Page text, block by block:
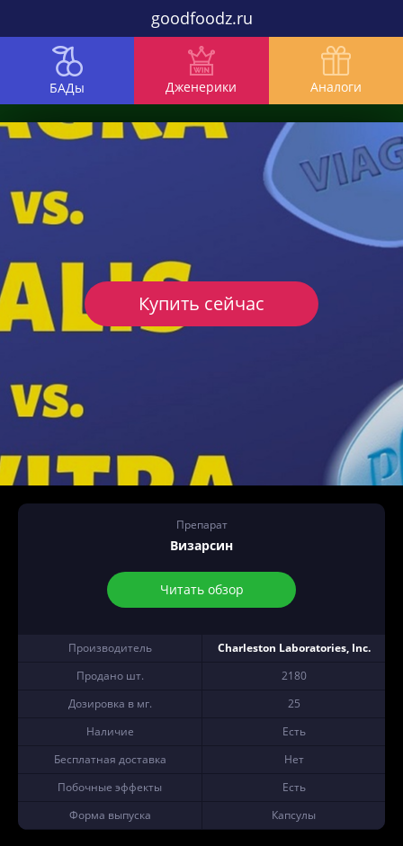
goodfoodz.ru
БАДы Дженерики Аналоги
Препарат
Визарсин
Читать обзор
Производитель
Charleston Laboratories, Inc.
Продано шт.
2180
Дозировка в мг.
25
Наличие
Есть
Бесплатная доставка
Нет
Побочные эффекты
Есть
Форма выпуска
Капсулы
Купить сейчас